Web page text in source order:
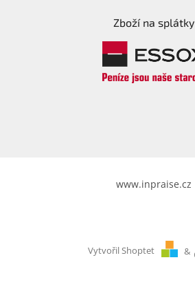
Zboží na splátky
www.inpraise.cz
Vytvořil Shoptet &